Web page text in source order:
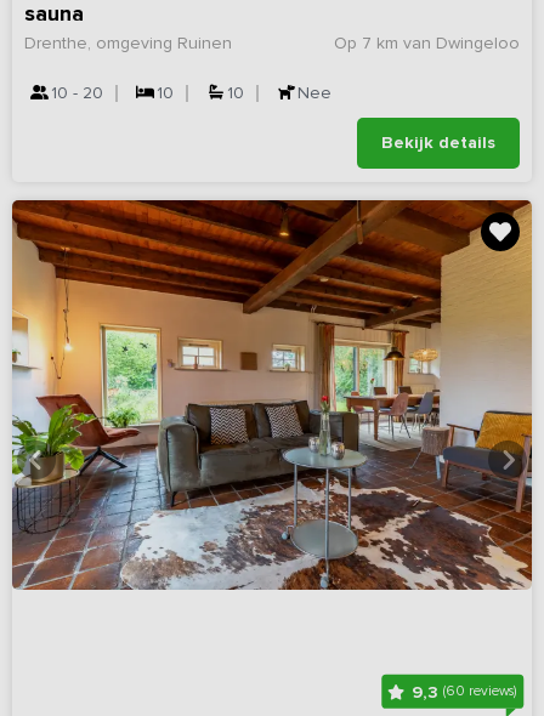
sauna
Op 7 km van Dwingeloo
Drenthe, omgeving Ruinen
10 - 20 10 10 Nee
Bekijk details
9,3 (60 reviews)